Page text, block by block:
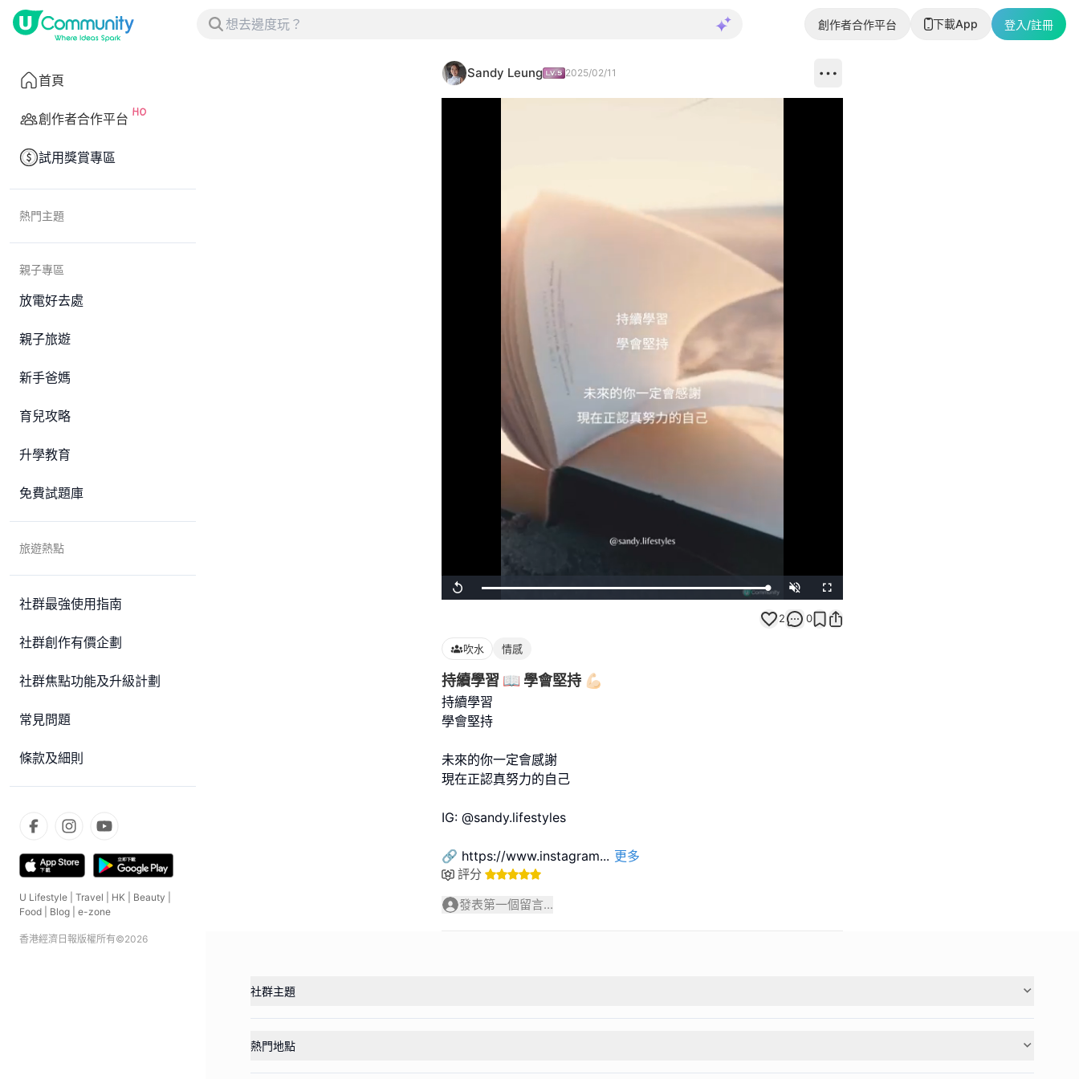
創作者合作平台 下載App 登入/註冊
首頁
創作者合作平台
試用獎賞專區
熱門主題
親子專區
放電好去處
親子旅遊
新手爸媽
育兒攻略
升學教育
免費試題庫
旅遊熱點
社群最強使用指南
社群創作有價企劃
社群焦點功能及升級計劃
常見問題
條款及細則
U Lifestyle Travel HK Beauty
Food
Blog e-zone
香港經濟日報版權所有©2026
Sandy Leung 2025/02/11
Replay Loaded:
100.00%
Unmute Fullscreen
2 0
吹水 情感
持續學習 📖 學會堅持 💪🏻
持續學習
學會堅持
未來的你一定會感謝
現在正認真努力的自己
IG: @sandy.lifestyles
🔗 https://www.instagram... 更多
評分
發表第一個留言...
社群主題
熱門地點